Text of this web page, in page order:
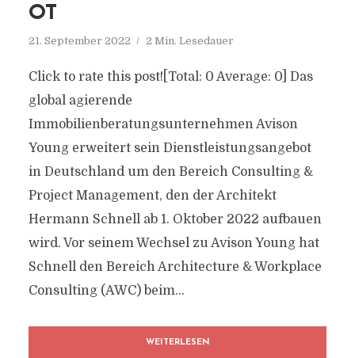
OT
21. September 2022 2 Min. Lesedauer
Click to rate this post![Total: 0 Average: 0] Das
global agierende
Immobilienberatungsunternehmen Avison
Young erweitert sein Dienstleistungsangebot
in Deutschland um den Bereich Consulting &
Project Management, den der Architekt
Hermann Schnell ab 1. Oktober 2022 aufbauen
wird. Vor seinem Wechsel zu Avison Young hat
Schnell den Bereich Architecture & Workplace
Consulting (AWC) beim...
WEITERLESEN